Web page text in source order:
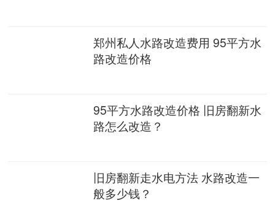
郑州私人水路改造费用 95平方水
路改造价格
95平方水路改造价格 旧房翻新水
路怎么改造？
旧房翻新走水电方法 水路改造一
般多少钱？